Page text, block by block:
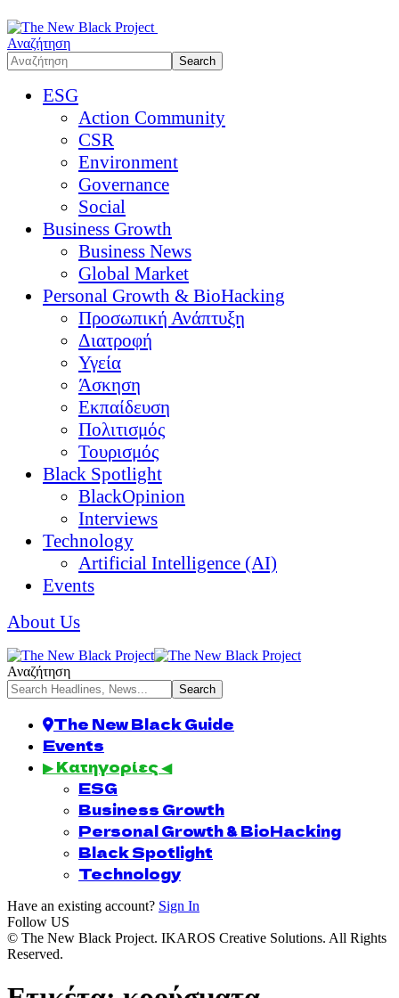
Αναζήτηση
ESG
Action Community
CSR
Environment
Governance
Social
Business Growth
Business News
Global Market
Personal Growth & BioHacking
Προσωπική Ανάπτυξη
Διατροφή
Υγεία
Άσκηση
Εκπαίδευση
Πολιτισμός
Τουρισμός
Black Spotlight
BlackOpinion
Interviews
Technology
Artificial Intelligence (AI)
Events
About Us
Αναζήτηση
The New Black Guide
Events
▶ Κατηγορίες ◀
ESG
Business Growth
Personal Growth & BioHacking
Black Spotlight
Technology
Have an existing account? Sign In
Follow US
© The New Black Project. IKAROS Creative Solutions. All Rights
Reserved.